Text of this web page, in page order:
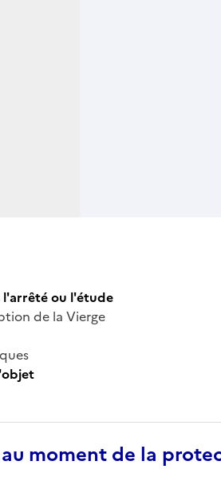
ou l'étude
de la Vierge
moment de la